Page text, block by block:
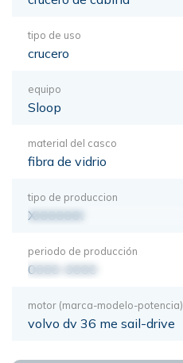
tipo de uso
crucero
equipo
Sloop
material del casco
fibra de vidrio
tipo de produccion
XXXXXXX
periodo de producción
0000-0000
motor (marca-modelo-potencia)
volvo dv 36 me sail-drive